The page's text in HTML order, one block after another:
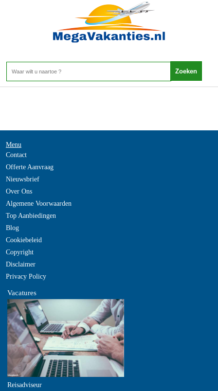
Home>
Menu
Contact
Offerte Aanvraag
Nieuwsbrief
Over Ons
Algemene Voorwaarden
Top Aanbiedingen
Blog
Cookiebeleid
Copyright
Disclaimer
Privacy Policy
Vacatures
Reisadviseur